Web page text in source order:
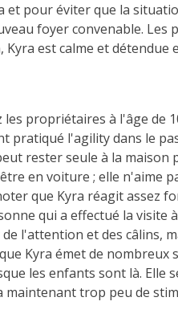
et pour éviter que la
foyer convenable.
Kyra est calme et
les propriétaires à l'âge de
pratiqué l'agility dans le
rester seule à la
en voiture ; elle n'aime
que Kyra réagit assez
qui a effectué la visite
l'attention et des câlins,
Kyra émet de
les enfants sont là. Elle
maintenant trop peu de